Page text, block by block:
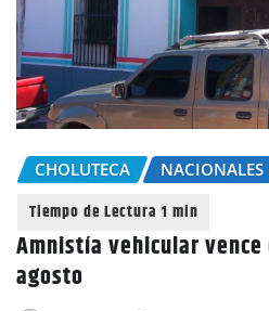
CHOLUTECA NACIONALES
Amnistía vehicular
agosto